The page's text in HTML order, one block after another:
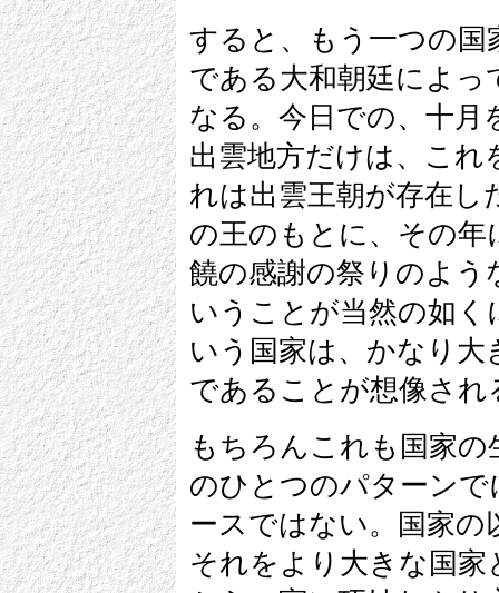
すると、もう一つの国
である大和朝廷によ
なる。今日での、十月
出雲地方だけは、これ
れは出雲王朝が存在し
の王のもとに、その年
饒の感謝の祭りのよ
いうことが当然の如
いう国家は、かなり大
であることが想像され
もちろんこれも国家
のひとつのパターン
ースではない。国家の
それをより大きな国